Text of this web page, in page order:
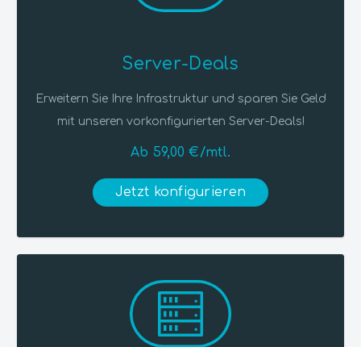
Server-Deals
Erweitern Sie Ihre Infrastruktur und sparen Sie Geld
mit unseren vorkonfigurierten Server-Deals!
Ab 59,00 €/mtl.
Jetzt konfigurieren